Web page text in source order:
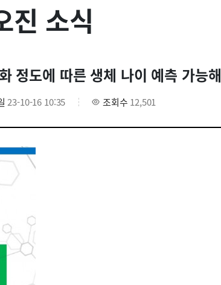
진 소식
정도에 따른 생체 나이 예측 가능해
23-10-16 10:35 조회수 12,501